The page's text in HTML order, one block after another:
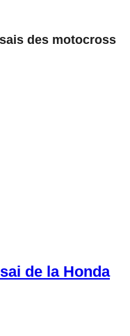
des motocross
de la Honda